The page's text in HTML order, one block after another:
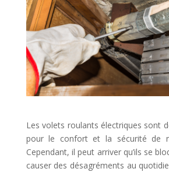
Les volets roulants électriques sont
pour le confort et la sécurité de
Cependant, il peut arriver qu’ils se
causer des désagréments au